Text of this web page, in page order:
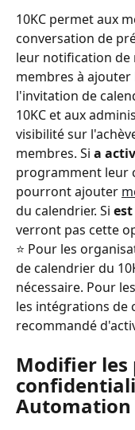
10KC permet aux
conversation de
leur notification de
membres à ajouter
l'invitation de
10KC et aux
visibilité sur
membres. Si a
programment leur
pourront ajouter
du calendrier. Si
verront pas cette
⭐️ Pour les
de calendrier du
nécessaire. Pour
les intégrations de
recommandé
Modifier les
Automation